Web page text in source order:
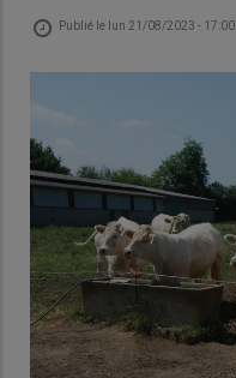
Publié le lun 21/08/2023 - 17:00